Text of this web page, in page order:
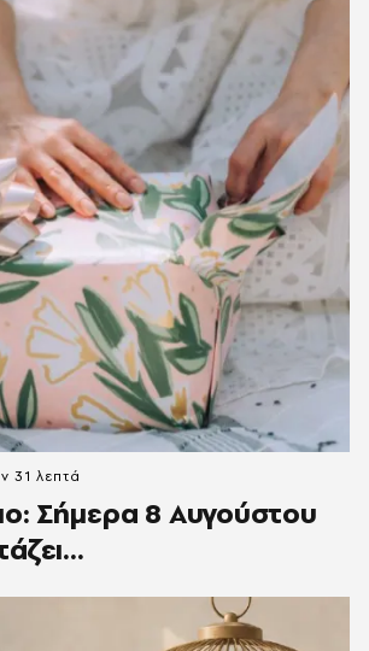
Σήμερα 8 Αυγούστου
31 λεπτά